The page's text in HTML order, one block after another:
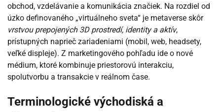
obchod, vzdelávanie a komunikácia značiek. Na rozdiel od
úzko definovaného „virtuálneho sveta“ je metaverse skôr
vrstvou prepojených 3D prostredí, identity a aktív,
prístupných naprieč zariadeniami (mobil, web, headsety,
veľké displeje). Z marketingového pohľadu ide o nové
médium, ktoré kombinuje priestorovú interakciu,
spolutvorbu a transakcie v reálnom čase.
Terminologické východiská a